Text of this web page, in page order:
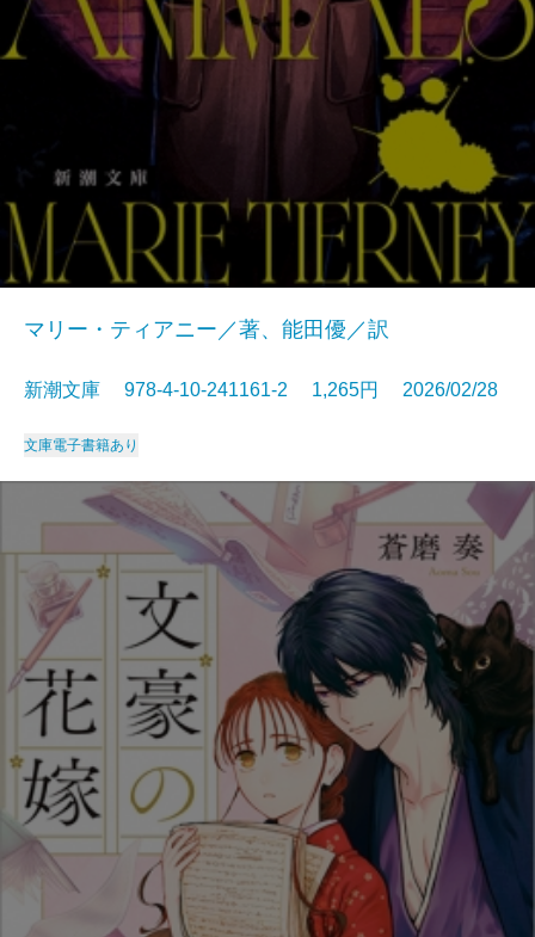
マリー・ティアニー／著、能田優／訳
新潮文庫 978-4-10-241161-2 1,265円 2026/02/28
文庫電子書籍あり